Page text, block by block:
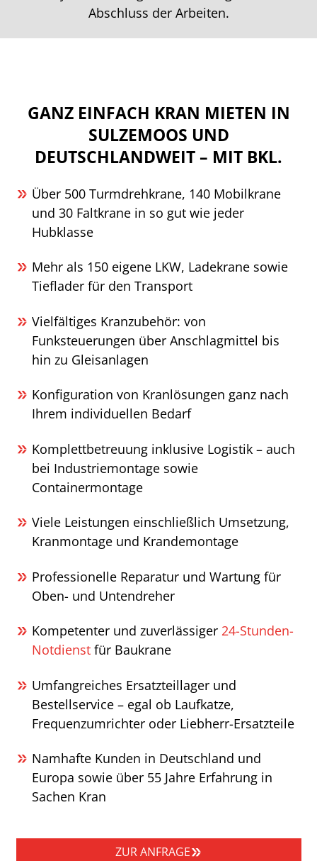
Abschluss der Arbeiten.
GANZ EINFACH KRAN MIETEN IN
SULZEMOOS UND
DEUTSCHLANDWEIT – MIT BKL.
Über 500 Turmdrehkrane, 140 Mobilkrane
und 30 Faltkrane in so gut wie jeder
Hubklasse
Mehr als 150 eigene LKW, Ladekrane sowie
Tieflader für den Transport
Vielfältiges Kranzubehör: von
Funksteuerungen über Anschlagmittel bis
hin zu Gleisanlagen
Konfiguration von Kranlösungen ganz nach
Ihrem individuellen Bedarf
Komplettbetreuung inklusive Logistik – auch
bei Industriemontage sowie
Containermontage
Viele Leistungen einschließlich Umsetzung,
Kranmontage und Krandemontage
Professionelle Reparatur und Wartung für
Oben- und Untendreher
Kompetenter und zuverlässiger 24-Stunden-
Notdienst für Baukrane
Umfangreiches Ersatzteillager und
Bestellservice – egal ob Laufkatze,
Frequenzumrichter oder Liebherr-Ersatzteile
Namhafte Kunden in Deutschland und
Europa sowie über 55 Jahre Erfahrung in
Sachen Kran
ZUR ANFRAGE